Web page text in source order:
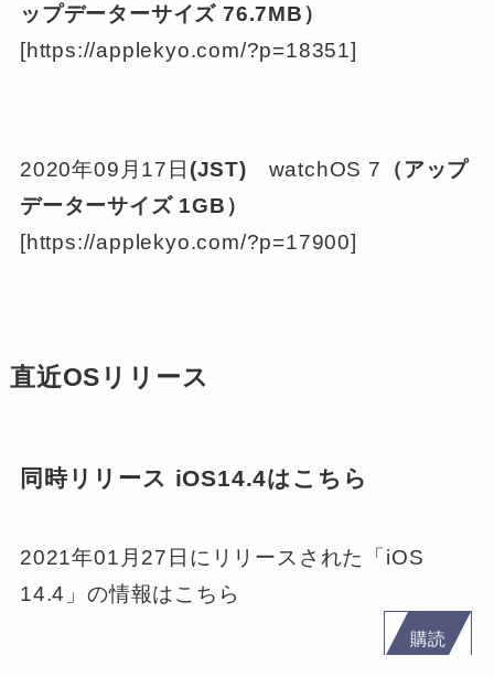
ップデーターサイズ 76.7MB ）
[https://applekyo.com/?p=18351]
2020年09月17日 (JST) watchOS 7 （アップ
データーサイズ 1GB）
[https://applekyo.com/?p=17900]
直近OSリリース
同時リリース iOS14.4はこちら
2021年01月27日にリリースされた「iOS
14.4」の情報はこちら
購読